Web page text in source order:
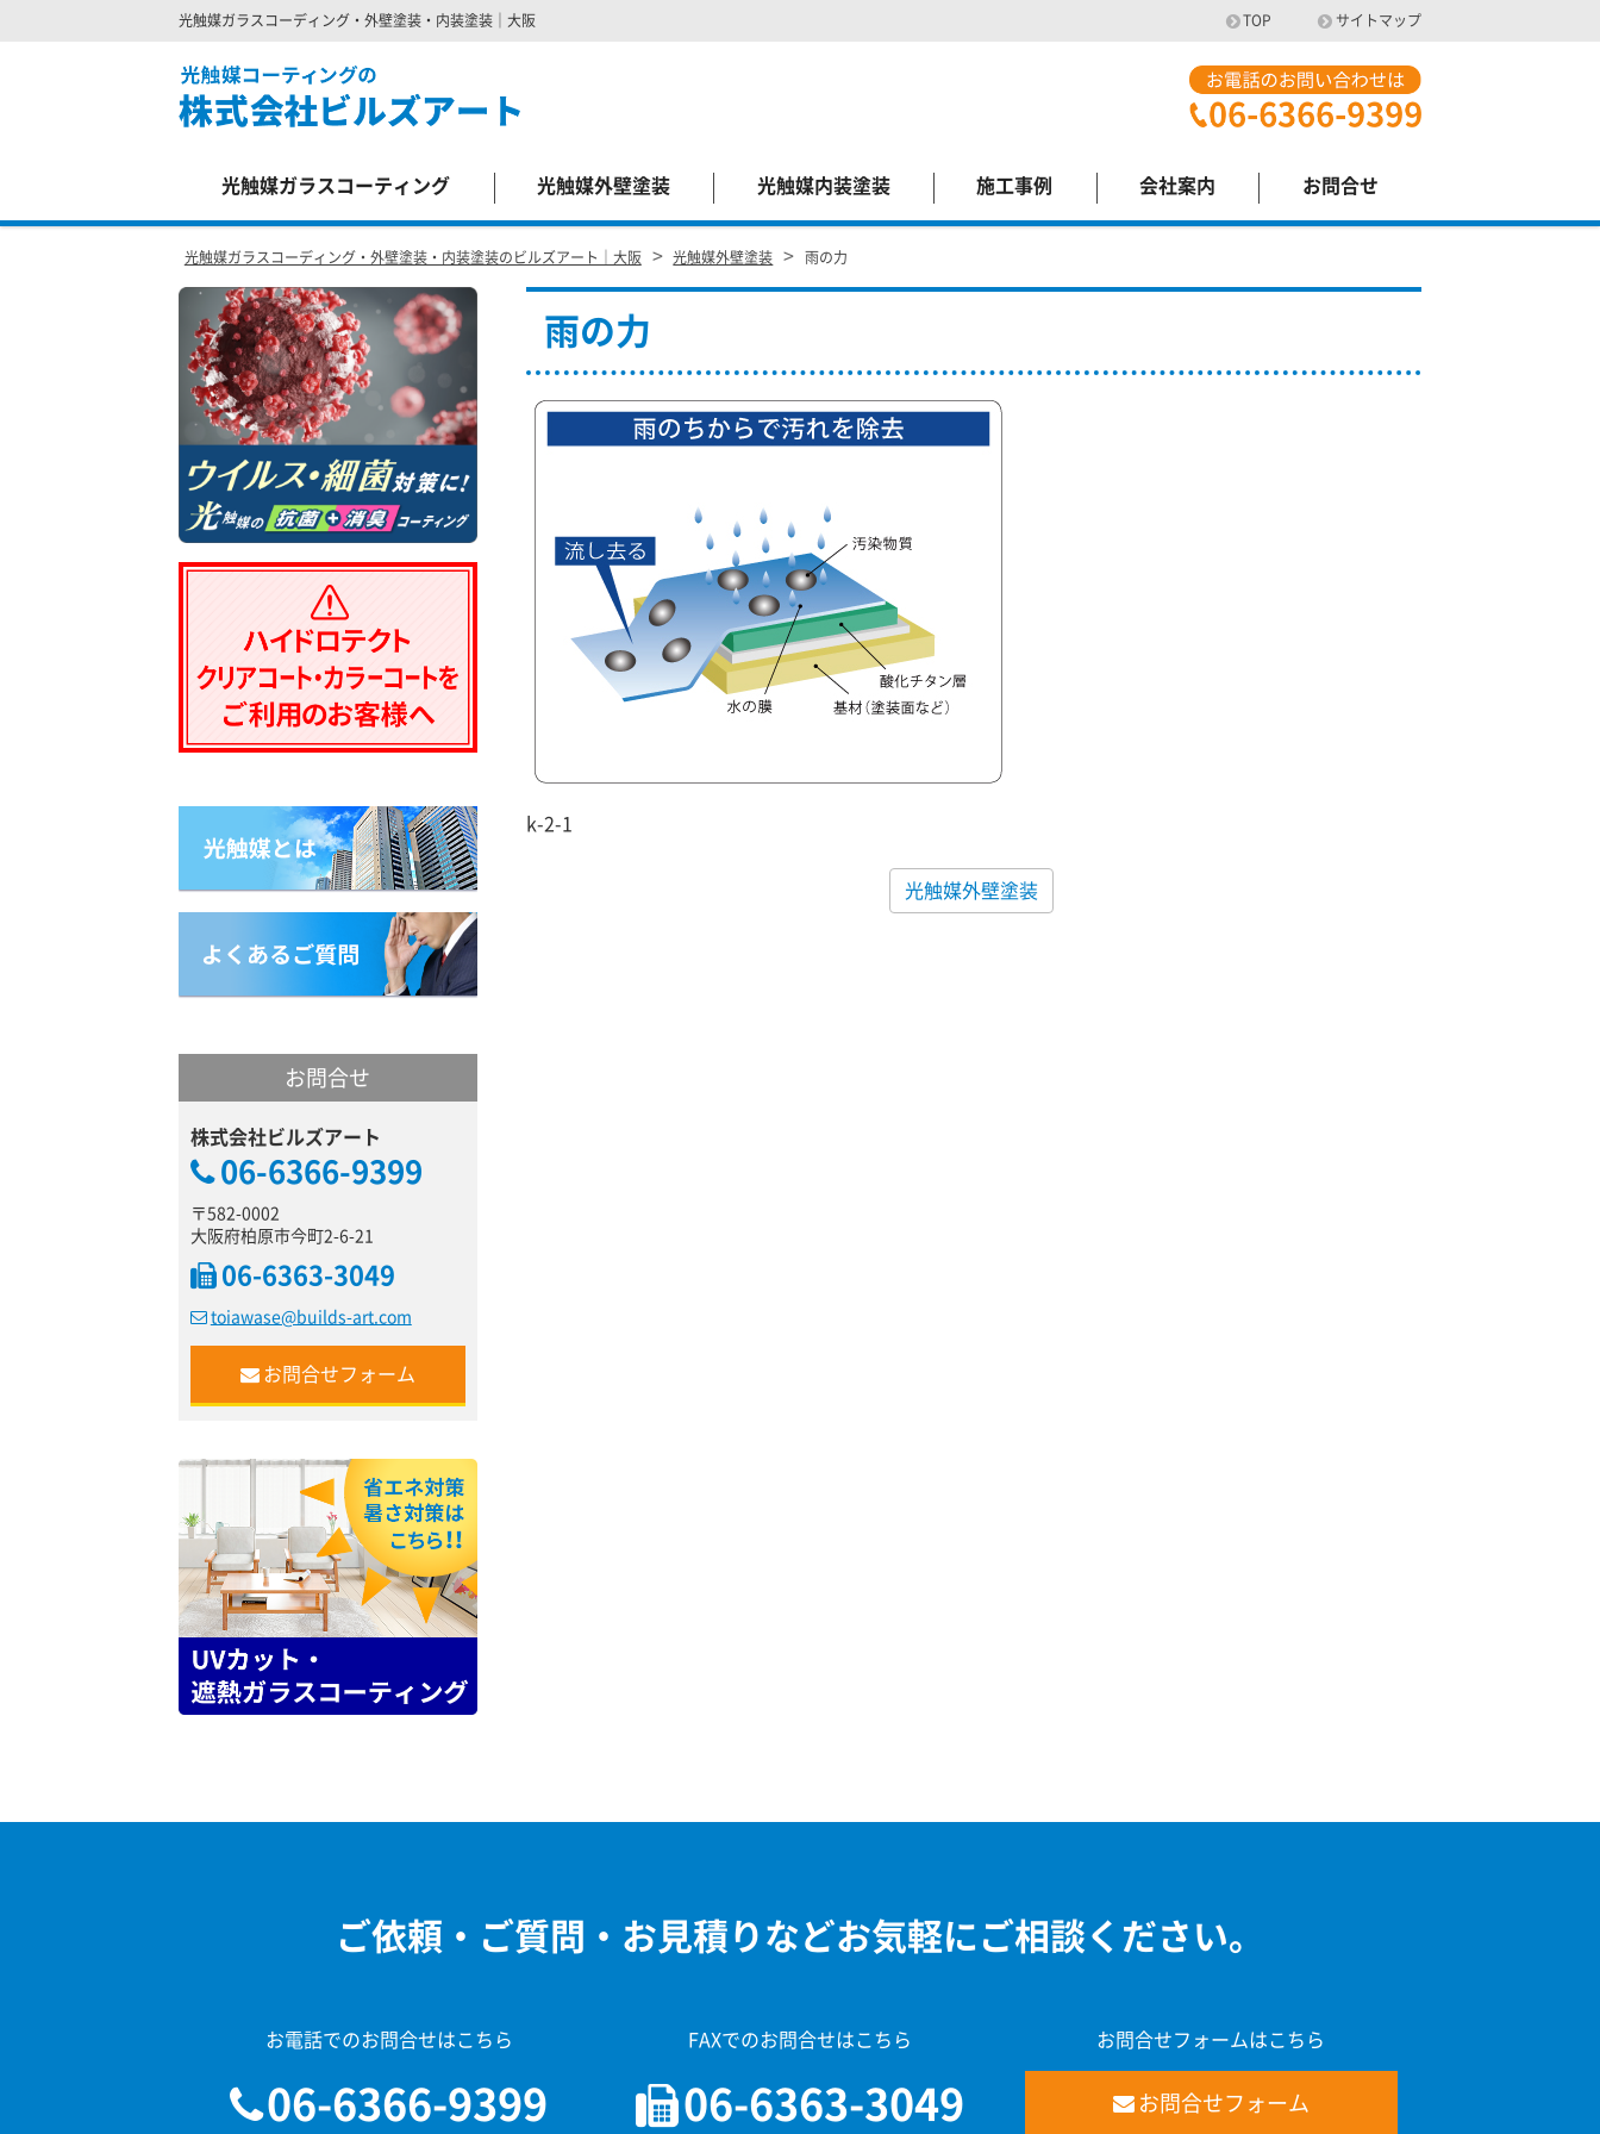
光触媒ガラスコーディング・外壁塗装・内装塗装｜大阪 TOP サイトマップ
光触媒ガラスコーティング 光触媒外壁塗装 光触媒内装塗装 施工事例 会社案内 お問合せ
光触媒ガラスコーディング・外壁塗装・内装塗装のビルズアート｜大阪 > 光触媒外壁塗装 > 雨の力
雨の力
k-2-1
光触媒外壁塗装
お問合せ
株式会社ビルズアート
06-6366-9399
〒582-0002
大阪府柏原市今町2-6-21
06-6363-3049
toiawase@builds-art.com
お問合せフォーム
ご依頼・ご質問・お見積りなどお気軽にご相談ください。
お電話でのお問合せはこちら
06-6366-9399
FAXでのお問合せはこちら
06-6363-3049
お問合せフォームはこちら
お問合せフォーム